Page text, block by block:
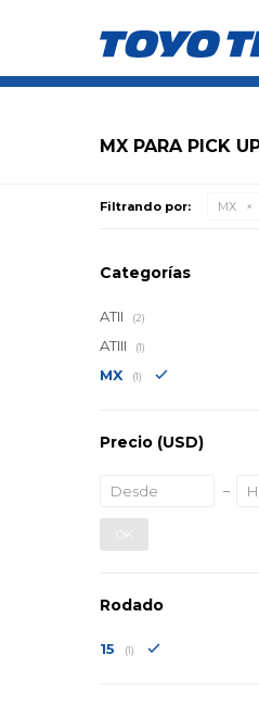
MX PARA PICK
Filtrando por: MX
Categorías
ATII (2)
ATIII (1)
MX (1)
Precio (USD)
OK
Rodado
15 (1)